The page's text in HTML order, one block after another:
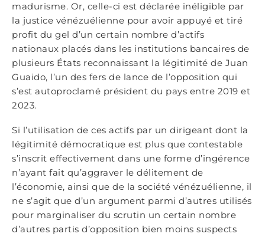
madurisme. Or, celle-ci est déclarée inéligible par
la justice vénézuélienne pour avoir appuyé et tiré
profit du gel d’un certain nombre d’actifs
nationaux placés dans les institutions bancaires de
plusieurs États reconnaissant la légitimité de Juan
Guaido, l’un des fers de lance de l’opposition qui
s’est autoproclamé président du pays entre 2019 et
2023.
Si l’utilisation de ces actifs par un dirigeant dont la
légitimité démocratique est plus que contestable
s’inscrit effectivement dans une forme d’ingérence
n’ayant fait qu’aggraver le délitement de
l’économie, ainsi que de la société vénézuélienne, il
ne s’agit que d’un argument parmi d’autres utilisés
pour marginaliser du scrutin un certain nombre
d’autres partis d’opposition bien moins suspects